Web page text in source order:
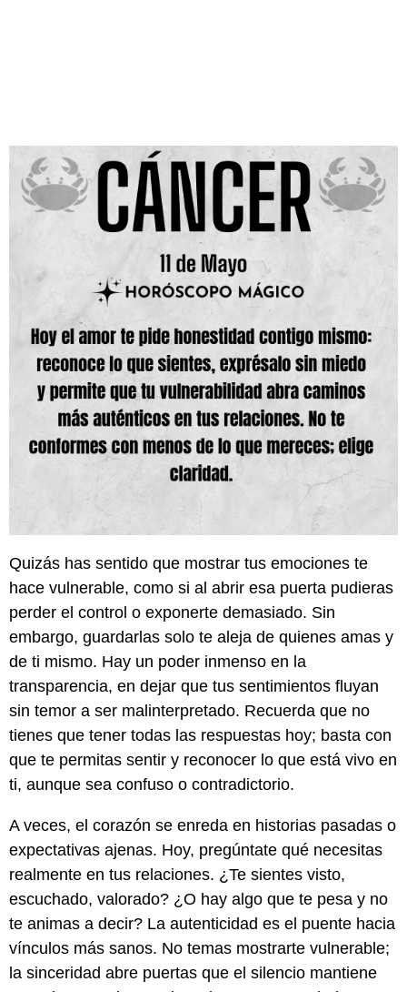
Quizás has sentido que mostrar tus emociones te
hace vulnerable, como si al abrir esa puerta pudieras
perder el control o exponerte demasiado. Sin
embargo, guardarlas solo te aleja de quienes amas y
de ti mismo. Hay un poder inmenso en la
transparencia, en dejar que tus sentimientos fluyan
sin temor a ser malinterpretado. Recuerda que no
tienes que tener todas las respuestas hoy; basta con
que te permitas sentir y reconocer lo que está vivo en
ti, aunque sea confuso o contradictorio.
A veces, el corazón se enreda en historias pasadas o
expectativas ajenas. Hoy, pregúntate qué necesitas
realmente en tus relaciones. ¿Te sientes visto,
escuchado, valorado? ¿O hay algo que te pesa y no
te animas a decir? La autenticidad es el puente hacia
vínculos más sanos. No temas mostrarte vulnerable;
la sinceridad abre puertas que el silencio mantiene